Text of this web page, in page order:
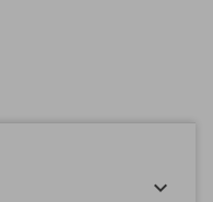
keyboard_arrow_down